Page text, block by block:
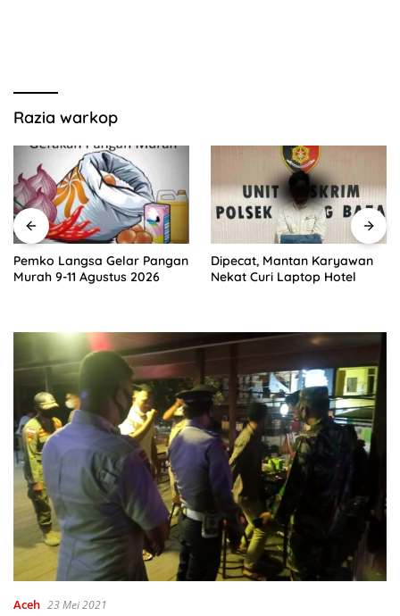
Razia warkop
Pemko Langsa Gelar Pangan
Murah 9-11 Agustus 2026
Dipecat, Mantan Karyawan
Nekat Curi Laptop Hotel
Aceh 23 Mei 2021